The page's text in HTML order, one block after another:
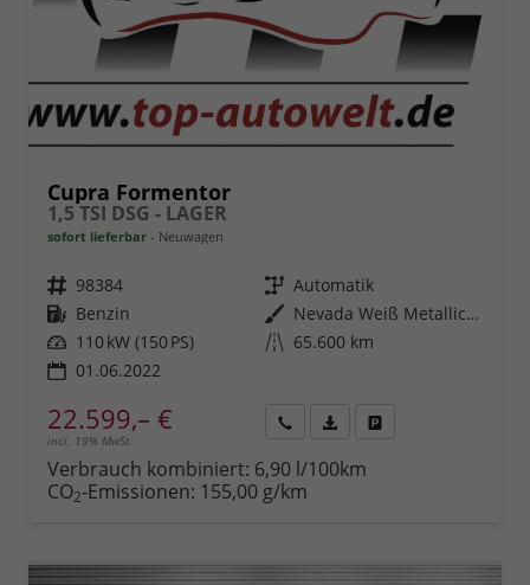
Cupra Formentor
1,5 TSI DSG - LAGER
sofort lieferbar Neuwagen
Fahrzeugnr. 98384 Getriebe Automatik
Kraftstoff Benzin Außenfarbe
Nevada Weiß Metallic (2Y)
Leistung 110 kW (150 PS) Kilometerstand 65.600 km
01.06.2022
22.599,– €
incl. 19% MwSt.
anfordern
Datei,
Verbrauch kombiniert: 6,90 l/100km
CO2-Emissionen: 155,00 g/km